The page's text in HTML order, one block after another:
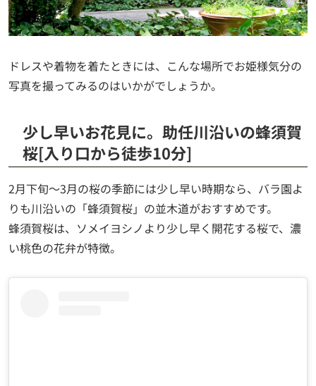
ドレスや着物を着たときには、こんな場所でお姫様気分の
写真を撮ってみるのはいかがでしょうか。
少し早いお花見に。助任川沿いの蜂須賀
桜[入り口から徒歩10分]
2月下旬～3月の桜の季節には少し早い時期なら、バラ園よ
りも川沿いの「蜂須賀桜」の並木道がおすすめです。
蜂須賀桜は、ソメイヨシノより少し早く開花する桜で、濃
い桃色の花弁が特徴。